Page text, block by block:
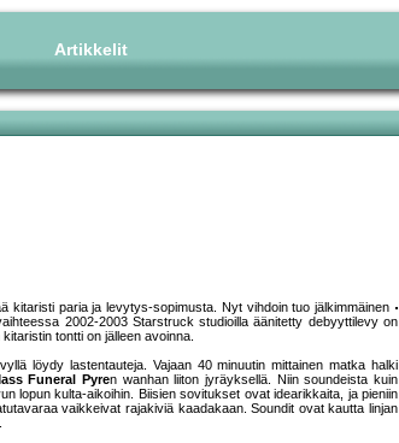
Artikkelit
kitaristi paria ja levytys-sopimusta. Nyt vihdoin tuo jälkimmäinen
2002-2003 Starstruck studioilla äänitetty debyyttilevy on
tontti on jälleen avoinna.
löydy lastentauteja. Vajaan 40 minuutin mittainen matka halki
Funeral Pyren wanhan liiton jyräyksellä. Niin soundeista kuin
lopun kulta-aikoihin. Biisien sovitukset ovat idearikkaita, ja pieniin
vaikkeivat rajakiviä kaadakaan. Soundit ovat kautta linjan